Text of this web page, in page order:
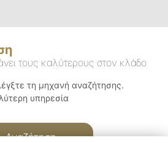
τους καλύτερους στον κλάδο
τη μηχανή αναζήτησης.
υπηρεσία
Αναζήτηση